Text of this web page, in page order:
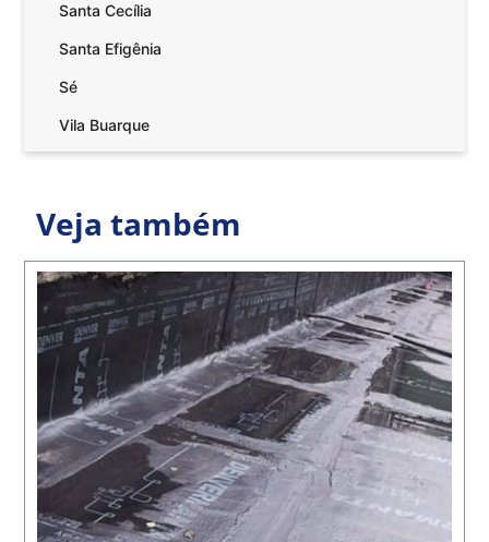
Santa Cecília
Santa Efigênia
Sé
Vila Buarque
Veja também